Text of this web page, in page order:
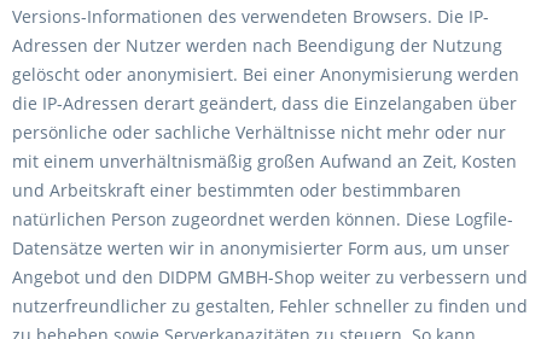
Versions-Informationen des verwendeten Browsers. Die IP-
Adressen der Nutzer werden nach Beendigung der Nutzung
gelöscht oder anonymisiert. Bei einer Anonymisierung werden
die IP-Adressen derart geändert, dass die Einzelangaben über
persönliche oder sachliche Verhältnisse nicht mehr oder nur
mit einem unverhältnismäßig großen Aufwand an Zeit, Kosten
und Arbeitskraft einer bestimmten oder bestimmbaren
natürlichen Person zugeordnet werden können. Diese Logfile-
Datensätze werten wir in anonymisierter Form aus, um unser
Angebot und den DIDPM GMBH-Shop weiter zu verbessern und
nutzerfreundlicher zu gestalten, Fehler schneller zu finden und